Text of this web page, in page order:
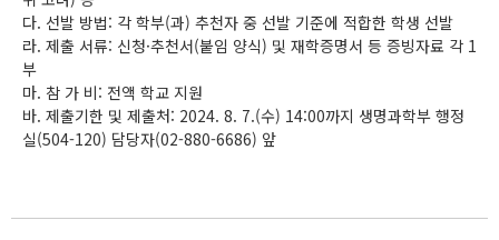
다. 선발 방법: 각 학부(과) 추천자 중 선발 기준에 적합한 학생 선발
라. 제출 서류: 신청·추천서(붙임 양식) 및 재학증명서 등 증빙자료 각 1
부
마. 참 가 비: 전액 학교 지원
바. 제출기한 및 제출처: 2024. 8. 7.(수) 14:00까지 생명과학부 행정
실(504-120) 담당자(02-880-6686) 앞